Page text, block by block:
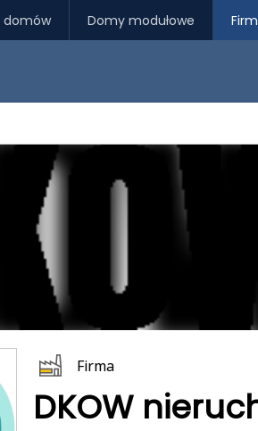
domów Domy modułowe
Firma
DKOW